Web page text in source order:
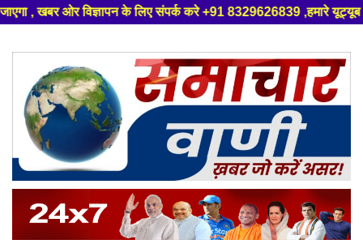
करे +91 8329626839 ,हमारे यूट्यूब चैनल को सबस्क्राइब करें, साथ
content